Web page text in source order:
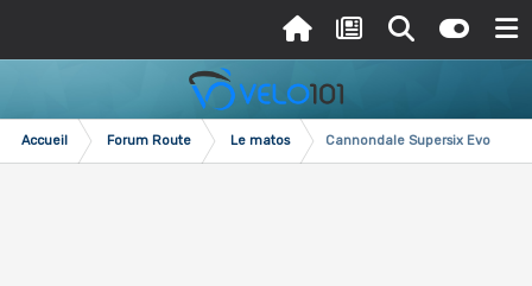
Accueil Forum Route Le matos Cannondale Supersix Evo